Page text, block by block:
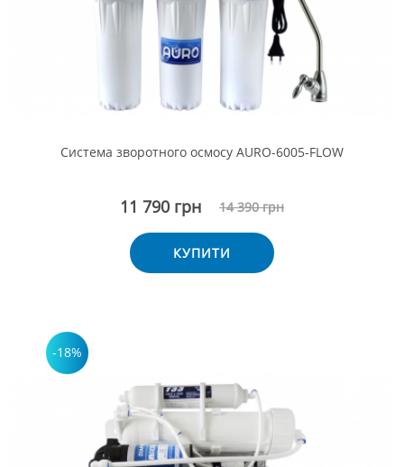
Система зворотного осмосу AURO-6005-FLOW
11 790 грн 14 390 грн
КУПИТИ
-18%